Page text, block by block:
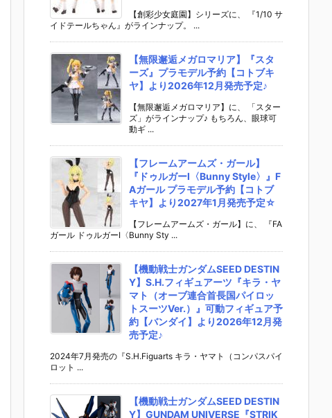
【創彩少女庭園】シリーズに、 『1/10 サ
イドテールちゃん』がラインナップ。 ...
【無限邂逅メガロマリア】『スタ
ーズ』プラモデル予約【コトブキ
ヤ】より2026年12月発売予定♪
【無限邂逅メガロマリア】に、 「スター
ズ」がラインナップ♪ もちろん、眼球可
動ギ ...
【フレームアームズ・ガール】
『ドゥルガーI〈Bunny Style〉』F
Aガール プラモデル予約【コトブ
キヤ】より2027年1月発売予定☆
【フレームアームズ・ガール】に、 『FA
ガール ドゥルガーI〈Bunny Sty ...
【機動戦士ガンダムSEED DESTIN
Y】S.H.フィギュアーツ『キラ・ヤ
マト（オーブ連合首長国パイロッ
トスーツVer.）』可動フィギュア予
約【バンダイ】より2026年12月発
売予定♪
2024年7月発売の『S.H.Figuarts キラ・ヤマト（コンパスパイ
ロット ...
【機動戦士ガンダムSEED DESTIN
Y】GUNDAM UNIVERSE『STRIK